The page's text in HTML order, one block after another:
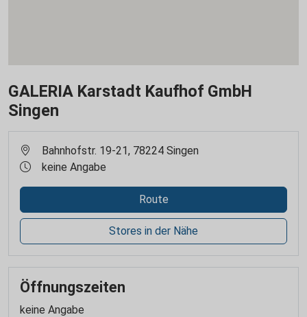
GALERIA Karstadt Kaufhof GmbH
Singen
Bahnhofstr. 19-21, 78224 Singen
keine Angabe
Route
Stores in der Nähe
Öffnungszeiten
keine Angabe